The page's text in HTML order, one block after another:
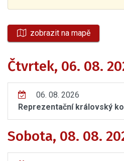
zobrazit na mapě
Čtvrtek, 06. 08.
06. 08. 2026
Reprezentační královský
Sobota, 08. 08.